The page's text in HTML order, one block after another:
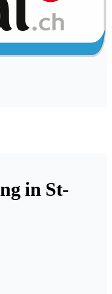
in St-